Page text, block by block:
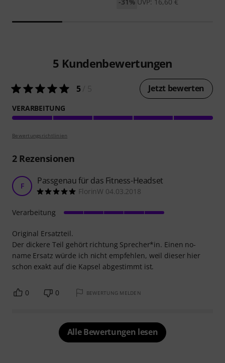
5 Kundenbewertungen
5/ 5 Jetzt bewerten
VERARBEITUNG
Bewertungsrichtlinien
2Rezensionen
F Passgenau für das Fitness-Headset
FlorinW 04.03.2018
Original Ersatzteil.
Der dickere Teil gehört richtung Sprecher*in. Einen no-
name Ersatz würde ich nicht empfehlen, weil dieser hier
schon exakt auf die Kapsel abgestimmt ist.
Verarbeitung
0 0 BEWERTUNG MELDEN
Alle Bewertungen lesen